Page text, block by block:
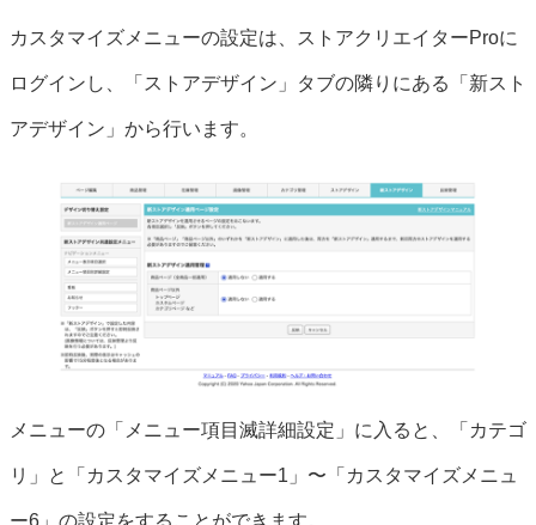
カスタマイズメニューの設定は、ストアクリエイターProに
ログインし、「ストアデザイン」タブの隣りにある「新スト
アデザイン」から行います。
メニューの「メニュー項目滅詳細設定」に入ると、「カテゴ
リ」と「カスタマイズメニュー1」〜「カスタマイズメニュ